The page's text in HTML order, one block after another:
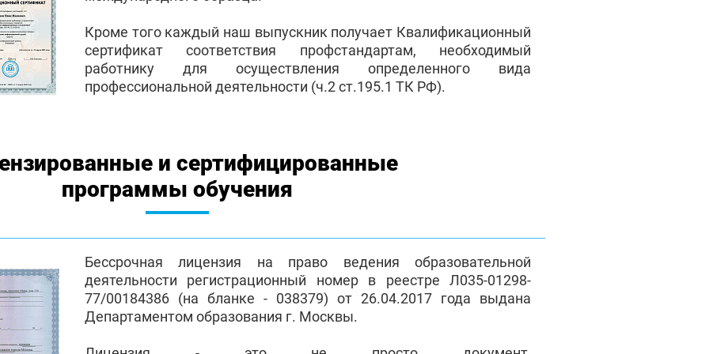
Кроме того каждый наш выпускник получает Квалификационный
сертификат соответствия профстандартам, необходимый
работнику для осуществления определенного вида
профессиональной деятельности (ч.2 ст.195.1 ТК РФ).
и сертифицированные
программы обучения
Бессрочная лицензия на право ведения образовательной
деятельности регистрационный номер в реестре Л035-01298-
77/00184386 (на бланке - 038379) от 26.04.2017 года выдана
Департаментом образования г. Москвы.